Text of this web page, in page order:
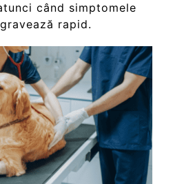
când simptomele
rapid.